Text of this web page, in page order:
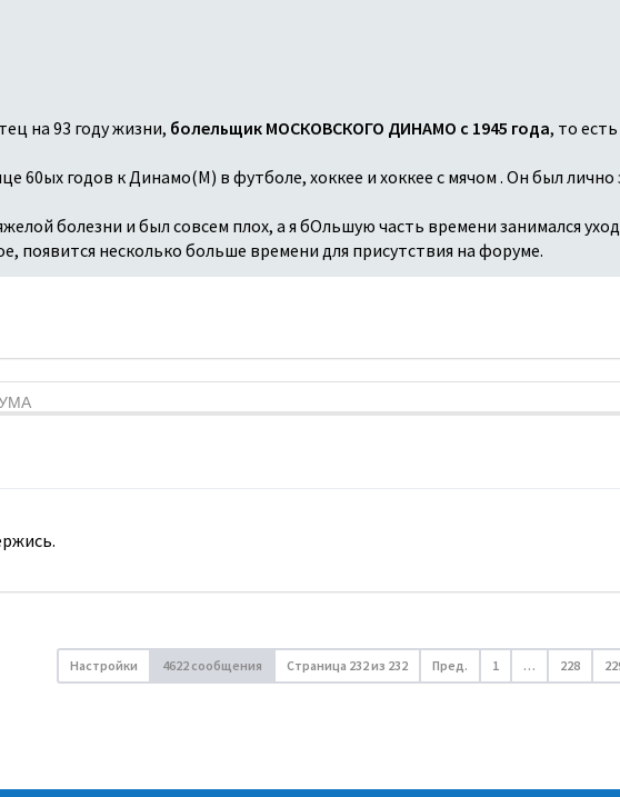
на 93 году жизни, болельщик МОСКОВСКОГО ДИНАМО с 1945 года, то
60ых годов к Динамо(М) в футболе, хоккее и хоккее с мячом . Он был лично
болезни и был совсем плох, а я бОльшую часть времени занимался
появится несколько больше времени для присутствия на форуме.
Настройки 4622 сообщения Страница 232из 232 Пред. 1 … 228